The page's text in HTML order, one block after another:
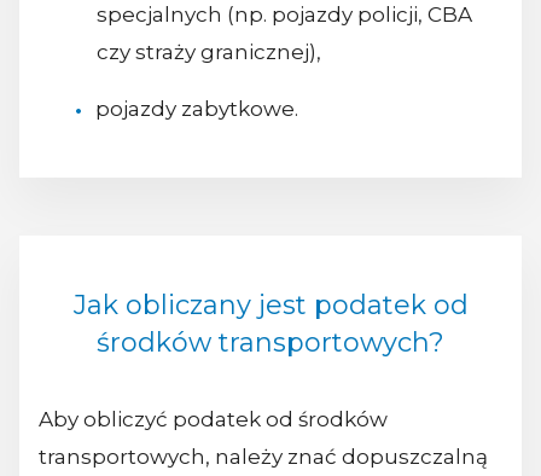
specjalnych (np. pojazdy policji, CBA
czy straży granicznej),
pojazdy zabytkowe.
Jak obliczany jest podatek od
środków transportowych?
Aby obliczyć podatek od środków
transportowych, należy znać dopuszczalną